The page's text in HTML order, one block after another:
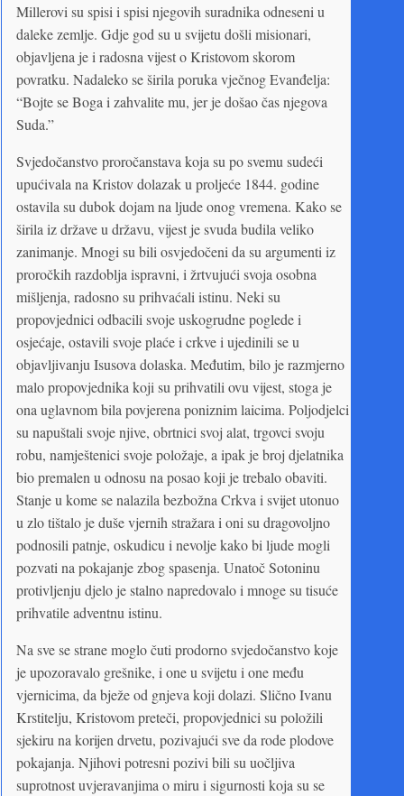
Millerovi su spisi i spisi njegovih suradnika odneseni u
daleke zemlje. Gdje god su u svijetu došli misionari,
objavljena je i radosna vijest o Kristovom skorom
povratku. Nadaleko se širila poruka vječnog Evanđelja:
“Bojte se Boga i zahvalite mu, jer je došao čas njegova
Suda.”
Svjedočanstvo proročanstava koja su po svemu sudeći
upućivala na Kristov dolazak u proljeće 1844. godine
ostavila su dubok dojam na ljude onog vremena. Kako se
širila iz države u državu, vijest je svuda budila veliko
zanimanje. Mnogi su bili osvjedočeni da su argumenti iz
proročkih razdoblja ispravni, i žrtvujući svoja osobna
mišljenja, radosno su prihvaćali istinu. Neki su
propovjednici odbacili svoje uskogrudne poglede i
osjećaje, ostavili svoje plaće i crkve i ujedinili se u
objavljivanju Isusova dolaska. Međutim, bilo je razmjerno
malo propovjednika koji su prihvatili ovu vijest, stoga je
ona uglavnom bila povjerena poniznim laicima. Poljodjelci
su napuštali svoje njive, obrtnici svoj alat, trgovci svoju
robu, namještenici svoje položaje, a ipak je broj djelatnika
bio premalen u odnosu na posao koji je trebalo obaviti.
Stanje u kome se nalazila bezbožna Crkva i svijet utonuo
u zlo tištalo je duše vjernih stražara i oni su dragovoljno
podnosili patnje, oskudicu i nevolje kako bi ljude mogli
pozvati na pokajanje zbog spasenja. Unatoč Sotoninu
protivljenju djelo je stalno napredovalo i mnoge su tisuće
prihvatile adventnu istinu.
Na sve se strane moglo čuti prodorno svjedočanstvo koje
je upozoravalo grešnike, i one u svijetu i one među
vjernicima, da bježe od gnjeva koji dolazi. Slično Ivanu
Krstitelju, Kristovom preteči, propovjednici su položili
sjekiru na korijen drvetu, pozivajući sve da rode plodove
pokajanja. Njihovi potresni pozivi bili su uočljiva
suprotnost uvjeravanjima o miru i sigurnosti koja su se